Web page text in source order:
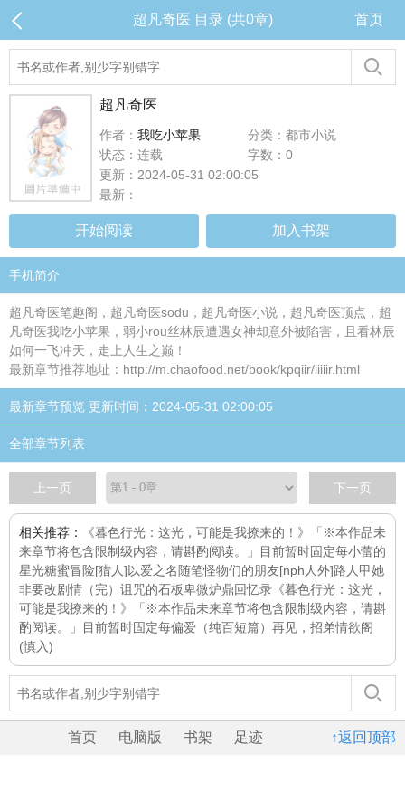
超凡奇医 目录 (共0章) 首页
超凡奇医
作者： 我吃小苹果
分类：都市小说
状态：连载
字数：0
更新：2024-05-31 02:00:05
最新：
开始阅读 加入书架
手机简介
超凡奇医笔趣阁，超凡奇医sodu，超凡奇医小说，超凡奇医顶点，超
凡奇医我吃小苹果，弱小rou丝林辰遭遇女神却意外被陷害，且看林辰
如何一飞冲天，走上人生之巅！
最新章节推荐地址：http://m.chaofood.net/book/kpqiir/iiiiir.html
最新章节预览 更新时间：2024-05-31 02:00:05
全部章节列表
上一页 下一页
相关推荐：
《暮色行光：这光，可能是我撩来的！》「※本作品未
来章节将包含限制级内容，请斟酌阅读。」目前暂时固定每小蕾的
星光糖蜜冒险[猎人]以爱之名 随笔怪物们的朋友[nph人外]路人甲她
非要改剧情（完） 诅咒的石板卑微炉鼎回忆录 《暮色行光：这光，
可能是我撩来的！》「※本作品未来章节将包含限制级内容，请斟
酌阅读。」目前暂时固定每偏爱（纯百短篇） 再见，招弟情欲阁
(慎入)
↑返回顶部
首页 电脑版 书架 足迹